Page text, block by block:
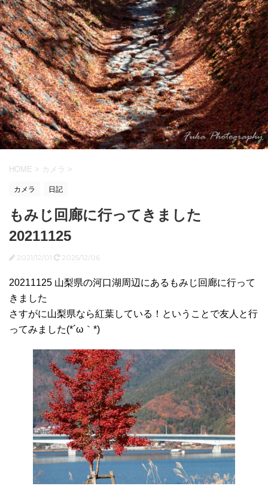
HOME > カメラ >
カメラ 日記
もみじ回廊に行ってきました
20211125
2021/12/01 2025/12/06
20211125 山梨県の河口湖周辺にあるもみじ回廊に行って
きました
さすがに山梨県なら紅葉している！ということで友人と行
ってみました(*´ω｀*)